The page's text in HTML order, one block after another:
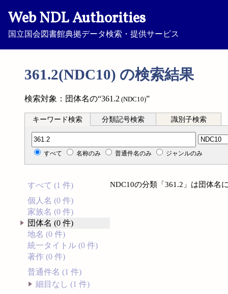
Web NDL Authorities
国立国会図書館典拠データ検索・提供サービス
361.2(NDC10) の検索結果
検索対象：団体名の“361.2 (NDC10)”
キーワード検索 分類記号検索 識別子検索
分類記号検索
すべて 名称のみ 普通件名のみ ジャンルのみ
すべて (1 件)
個人名 (0 件)
家族名 (0 件)
団体名 (0 件)
地名 (0 件)
統一タイトル (0 件)
著作 (0 件)
普通件名 (1 件)
細目なし (1 件)
NDC10の分類「361.2」は団体名